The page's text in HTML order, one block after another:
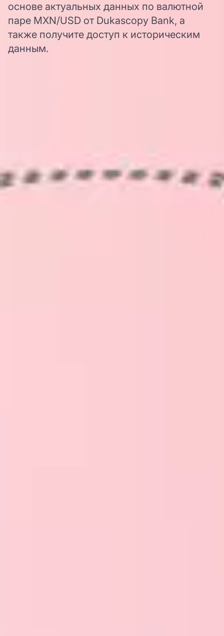
основе актуальных данных по валютной
паре MXN/USD от Dukascopy Bank, а
также получите доступ к историческим
данным.